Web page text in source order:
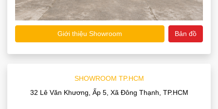
Giới thiệu Showroom Bản đồ
SHOWROOM TP.HCM
32 Lê Văn Khương, Ấp 5, Xã Đông Thạnh, TP.HCM